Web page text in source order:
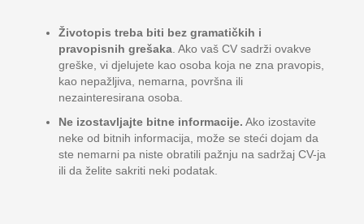
Životopis treba biti bez gramatičkih i
pravopisnih grešaka. Ako vaš CV sadrži ovakve
greške, vi djelujete kao osoba koja ne zna pravopis,
kao nepažljiva, nemarna, površna ili
nezainteresirana osoba.
Ne izostavljajte bitne informacije. Ako izostavite
neke od bitnih informacija, može se steći dojam da
ste nemarni pa niste obratili pažnju na sadržaj CV-ja
ili da želite sakriti neki podatak.